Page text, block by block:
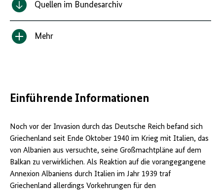
Quellen im Bundesarchiv
Inhalt
Mehr
Einführende Informationen
Noch vor der Invasion durch das Deutsche Reich befand sich
Griechenland seit Ende Oktober 1940 im Krieg mit Italien, das
von Albanien aus versuchte, seine Großmachtpläne auf dem
Balkan zu verwirklichen. Als Reaktion auf die vorangegangene
Annexion Albaniens durch Italien im Jahr 1939 traf
Griechenland allerdings Vorkehrungen für den